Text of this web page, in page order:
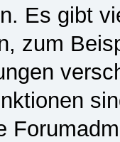
Es gibt
zum